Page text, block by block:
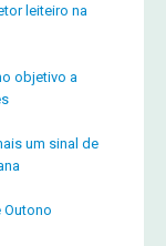
leiteiro na
objetivo a
um sinal de
Outono